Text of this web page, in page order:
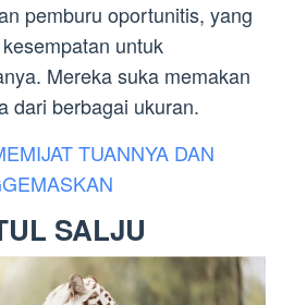
pemburu oportunitis, yang
untuk
Mereka suka memakan
dari berbagai ukuran.
TUANNYA DAN
SALJU